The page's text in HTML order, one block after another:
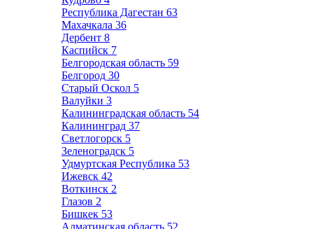
Республика Дагестан 63
Махачкала 36
Дербент 8
Каспийск 7
Белгородская область 59
Белгород 30
Старый Оскол 5
Валуйки 3
Калининградская область 54
Калининград 37
Светлогорск 5
Зеленоградск 5
Удмуртская Республика 53
Ижевск 42
Воткинск 2
Глазов 2
Бишкек 53
Алматинская область 52